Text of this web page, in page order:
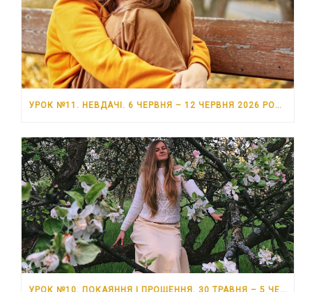
УРОК №11. НЕВДАЧІ. 6 ЧЕРВНЯ – 12 ЧЕРВНЯ 2026 РОКУ
УРОК №10. ПОКАЯННЯ І ПРОЩЕННЯ. 30 ТРАВНЯ – 5 ЧЕРВНЯ 2026 РОКУ